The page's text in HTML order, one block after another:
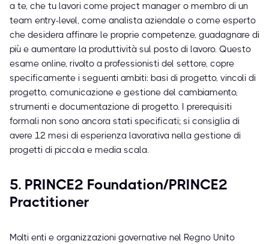
a te, che tu lavori come project manager o membro di un
team entry-level, come analista aziendale o come esperto
che desidera affinare le proprie competenze, guadagnare di
più e aumentare la produttività sul posto di lavoro. Questo
esame online, rivolto a professionisti del settore, copre
specificamente i seguenti ambiti: basi di progetto, vincoli di
progetto, comunicazione e gestione del cambiamento,
strumenti e documentazione di progetto. I prerequisiti
formali non sono ancora stati specificati; si consiglia di
avere 12 mesi di esperienza lavorativa nella gestione di
progetti di piccola e media scala.
5. PRINCE2 Foundation/PRINCE2
Practitioner
Molti enti e organizzazioni governative nel Regno Unito